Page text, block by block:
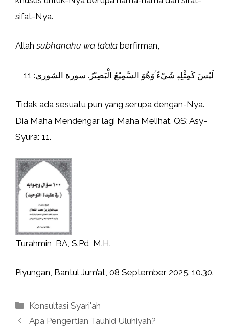
sifat-Nya.
Allahsubhanahu wa ta’ala berfirman,
لَيْسَ كَمِثْلِهٖ شَيْءٌ ۚوَهُوَ السَّمِيْعُ الْبَصِيْرُ. سورة الشورى: 11
Tidak ada sesuatu pun yang serupa dengan-Nya.
Dia Maha Mendengar lagi Maha Melihat. QS: Asy-
Syura: 11.
Turahmin, BA, S.Pd, M.H.
Piyungan, Bantul Jum’at, 08 September 2025. 10.30.
Kategori
Konsultasi Syari'ah
Apa Pengertian Tauhid Uluhiyah?